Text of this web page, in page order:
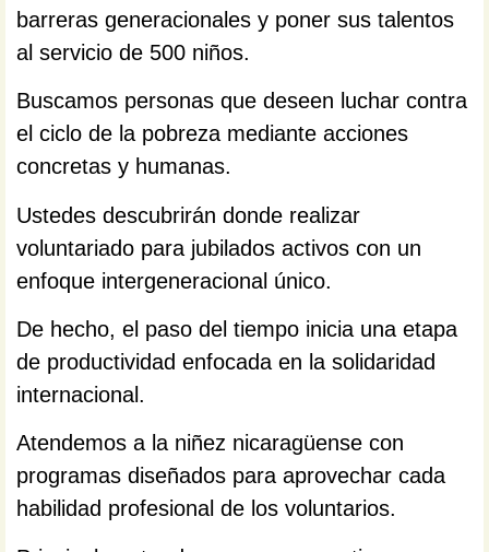
barreras generacionales y poner sus talentos
al servicio de 500 niños.
Buscamos personas que deseen luchar contra
el ciclo de la pobreza mediante acciones
concretas y humanas.
Ustedes descubrirán donde realizar
voluntariado para jubilados activos con un
enfoque intergeneracional único.
De hecho, el paso del tiempo inicia una etapa
de productividad enfocada en la solidaridad
internacional.
Atendemos a la niñez nicaragüense con
programas diseñados para aprovechar cada
habilidad profesional de los voluntarios.